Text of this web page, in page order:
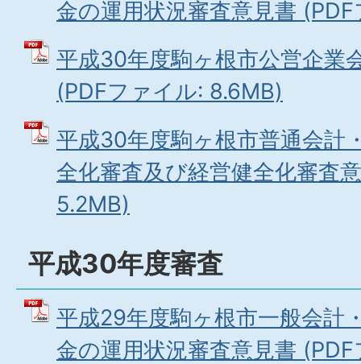
金の運用状況審査意見書
平成30年度駒ヶ根市公営企業
(PDFファイル: 8.6MB)
平成30年度駒ヶ根市普通会計
全化審査及び経営健全化審査
5.2MB)
平成30年度審査
平成29年度駒ヶ根市一般会計
金の運用状況審査意見書